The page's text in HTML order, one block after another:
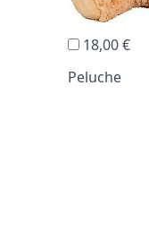
18,00 €
Peluche